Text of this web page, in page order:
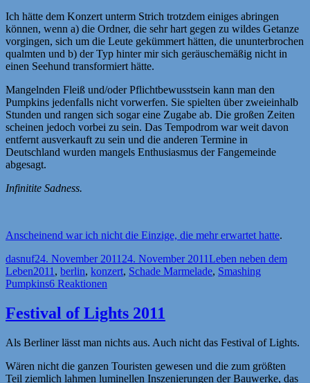
Ich hätte dem Konzert unterm Strich trotzdem einiges abringen
können, wenn a) die Ordner, die sehr hart gegen zu wildes Getanze
vorgingen, sich um die Leute gekümmert hätten, die ununterbrochen
qualmten und b) der Typ hinter mir sich geräuschemäßig nicht in
einen Seehund transformiert hätte.
Mangelnden Fleiß und/oder Pflichtbewusstsein kann man den
Pumpkins jedenfalls nicht vorwerfen. Sie spielten über zweieinhalb
Stunden und rangen sich sogar eine Zugabe ab. Die großen Zeiten
scheinen jedoch vorbei zu sein. Das Tempodrom war weit davon
entfernt ausverkauft zu sein und die anderen Termine in
Deutschland wurden mangels Enthusiasmus der Fangemeinde
abgesagt.
Infinitite Sadness.
Anscheinend war ich nicht die Einzige, die mehr erwartet hatte.
Autor
dasnufVeröffentlicht
am
24. November 201124. November 2011Kategorien
Leben neben dem
LebenSchlagwörter
2011, berlin, konzert, Schade Marmelade, Smashing
Pumpkins6 Reaktionen
Festival of Lights 2011
Als Berliner lässt man nichts aus. Auch nicht das Festival of Lights.
Wären nicht die ganzen Touristen gewesen und die zum größten
Teil ziemlich lahmen luminellen Inszenierungen der Bauwerke, das